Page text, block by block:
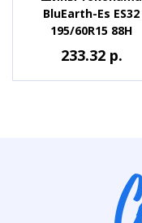
BluEarth-Es ES32
195/60R15 88H
233.32 р.